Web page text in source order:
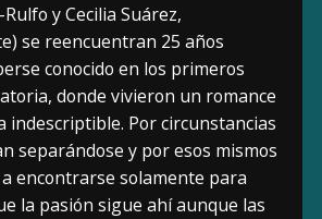
y Cecilia Suárez,
se reencuentran 25 años
conocido en los primeros
donde vivieron un romance
indescriptible. Por circunstancias
separándose y por esos mismos
encontrarse solamente para
la pasión sigue ahí aunque las